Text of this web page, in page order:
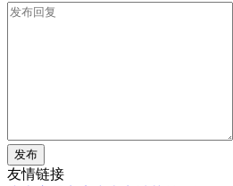
发布
友情链接